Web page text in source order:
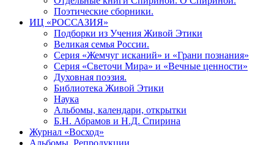
Поэтические сборники.
ИЦ «РОССАЗИЯ»
Подборки из Учения Живой Этики
Великая семья России.
Серия «Жемчуг исканий» и «Грани познания»
Серия «Светочи Мира» и «Вечные ценности»
Духовная поэзия.
Библиотека Живой Этики
Наука
Альбомы, календари, открытки
Б.Н. Абрамов и Н.Д. Спирина
Журнал «Восход»
Альбомы. Репродукции